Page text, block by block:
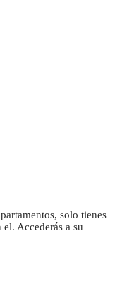
solo tienes
Accederás a su